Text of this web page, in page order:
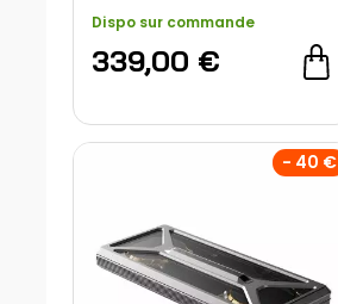
Dispo sur commande
339,00 €
- 40 €